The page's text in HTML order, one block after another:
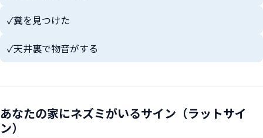
✓糞を見つけた
✓天井裏で物音がする
あなたの家にネズミがいるサイン（ラットサイ
ン）